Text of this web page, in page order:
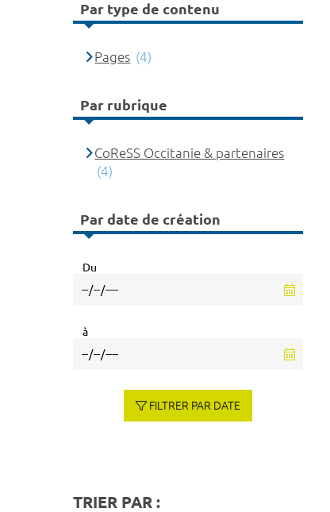
Par type de contenu
Pages (4)
Par rubrique
CoReSS Occitanie & partenaires
(4)
Par date de création
Du
à
FILTRER PAR DATE
TRIER PAR :